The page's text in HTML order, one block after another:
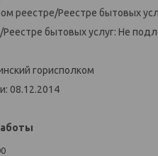
реестре/Реестре бытовых
бытовых услуг: Не
горисполком
08.12.2014